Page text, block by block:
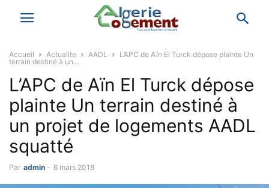
Accueil Actualite AADL
L’APC de Aïn El Turck dépose plainte Un
terrain destiné à un...
L’APC de Aïn El Turck dépose
plainte Un terrain destiné à
un projet de logements AADL
squatté
Par admin - 6 mars 2018